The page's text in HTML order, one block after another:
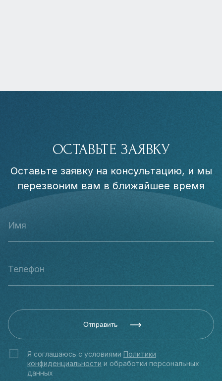
ОСТАВЬТЕ ЗАЯВКУ
Оставьте заявку на консультацию, и мы
перезвоним вам в ближайшее время
Отправить
Я соглашаюсь с условиями Политики
конфиденциальности и обработки персональных
данных